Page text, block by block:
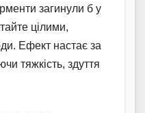
загинули б у
цілими,
Ефект настає за
тяжкість, здуття